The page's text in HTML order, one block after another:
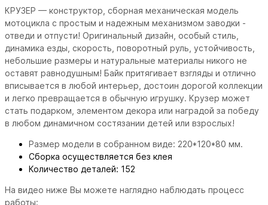
КРУЗЕР — конструктор, сборная механическая модель
мотоцикла с простым и надежным механизмом заводки -
отведи и отпусти! Оригинальный дизайн, особый стиль,
динамика езды, скорость, поворотный руль, устойчивость,
небольшие размеры и натуральные материалы никого не
оставят равнодушным! Байк притягивает взгляды и отлично
вписывается в любой интерьер, достоин дорогой коллекции
и легко превращается в обычную игрушку. Крузер может
стать подарком, элементом декора или наградой за победу
в любом динамичном состязании детей или взрослых!
Размер модели в собранном виде: 220*120*80 мм.
Сборка осуществляется без клея
Количество деталей: 152
На видео ниже Вы можете наглядно наблюдать процесс
работы: